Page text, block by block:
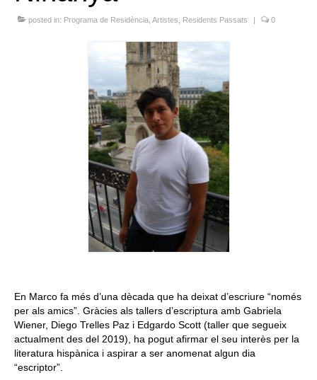
Queda’t amb nosaltres
posted in: Programa de Residència Artistes Residents Passats | 0
En Marco fa més d’una dècada que ha deixat d’escriure “només
per als amics”. Gràcies als tallers d’escriptura amb Gabriela
Wiener, Diego Trelles Paz i Edgardo Scott (taller que segueix
actualment des del 2019), ha pogut afirmar el seu interès per la
literatura hispànica i aspirar a ser anomenat algun dia
“escriptor”.